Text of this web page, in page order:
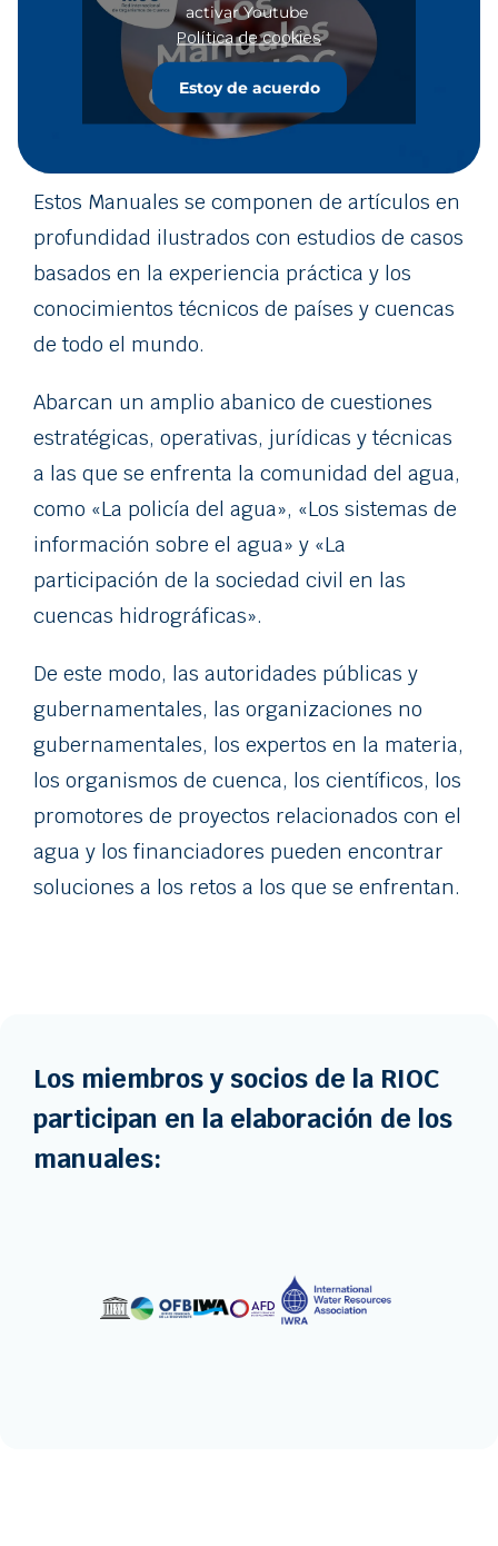
activar Youtube
Política de cookies
Estoy de acuerdo
Estos Manuales se componen de artículos en
profundidad ilustrados con estudios de casos
basados en la experiencia práctica y los
conocimientos técnicos de países y cuencas
de todo el mundo.
Abarcan un amplio abanico de cuestiones
estratégicas, operativas, jurídicas y técnicas
a las que se enfrenta la comunidad del agua,
como «La policía del agua», «Los sistemas de
información sobre el agua» y «La
participación de la sociedad civil en las
cuencas hidrográficas».
De este modo, las autoridades públicas y
gubernamentales, las organizaciones no
gubernamentales, los expertos en la materia,
los organismos de cuenca, los científicos, los
promotores de proyectos relacionados con el
agua y los financiadores pueden encontrar
soluciones a los retos a los que se enfrentan.
Los miembros y socios de la RIOC
participan en la elaboración de los
manuales: